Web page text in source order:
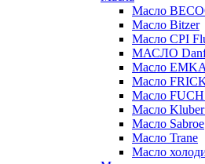
Масло
Масло Bitzer
Масло CPI
МАСЛО
Масло
Масло
Масло
Масло
Масло Sabroe
Масло Trane
Масло